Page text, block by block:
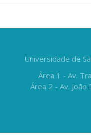
Universidade de
Área 1 - Av.
Área 2 - Av. João